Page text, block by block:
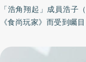
「浩角翔起」成員浩子
《食尚玩家》而受到矚
淚，向孩子真情喊話之